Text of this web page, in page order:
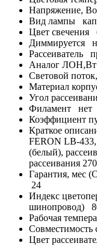
Напряжение,
Вид лампы
Цвет свечения
Диммируется
Рассеиватель
Аналог ЛОН,Вт
Световой
Материал
Угол
Филамент
нет
Коэффициент
Краткое
FERON LB-
(белый),
рассеивания
Гарантия, мес
24
Индекс
шинопровод)
Рабочая
Совместимость
Цвет